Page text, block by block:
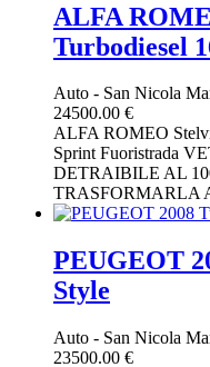
ALFA
Turbodiesel
Auto - San Nicola
24500.00 €
ALFA ROMEO
Sprint Fuoristrada
DETRAIBILE AL
TRASFORMARLA
PEUGEOT
Style
Auto - San Nicola
23500.00 €